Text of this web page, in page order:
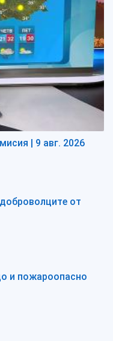
| 9 авг. 2026
от
и пожароопасно